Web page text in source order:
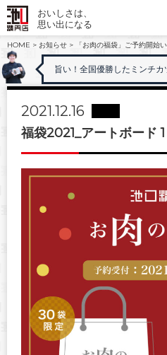
おいしさは、
思い出になる
HOME > お知らせ > 「お肉の福袋」ご予約開始
旨い！全国優勝したミンチカ
2021.12.16
福袋2021_アートボード 1